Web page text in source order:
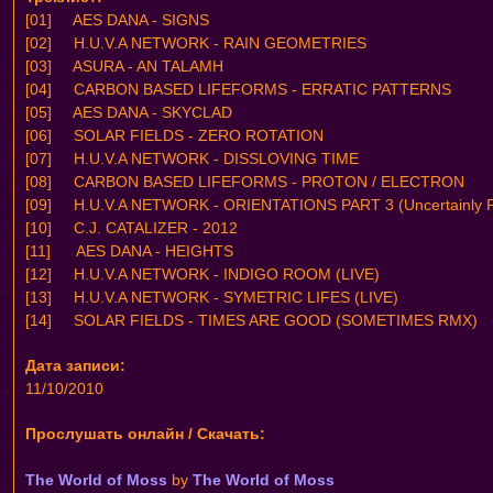
[01] AES DANA - SIGNS
[02] H.U.V.A NETWORK - RAIN GEOMETRIES
[03] ASURA - AN TALAMH
[04] CARBON BASED LIFEFORMS - ERRATIC PATTERNS
[05] AES DANA - SKYCLAD
[06] SOLAR FIELDS - ZERO ROTATION
[07] H.U.V.A NETWORK - DISSLOVING TIME
[08] CARBON BASED LIFEFORMS - PROTON / ELECTRON
[09] H.U.V.A NETWORK - ORIENTATIONS PART 3 (Uncertainly
[10] C.J. CATALIZER - 2012
[11] AES DANA - HEIGHTS
[12] H.U.V.A NETWORK - INDIGO ROOM (LIVE)
[13] H.U.V.A NETWORK - SYMETRIC LIFES (LIVE)
[14] SOLAR FIELDS - TIMES ARE GOOD (SOMETIMES RMX)
Дата записи:
11/10/2010
Прослушать онлайн / Скачать:
The World of Moss byThe World of Moss